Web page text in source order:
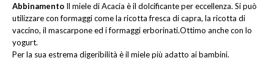
Abbinamento Il miele di Acacia è il dolcificante per eccellenza. Si può
utilizzare con formaggi come la ricotta fresca di capra, la ricotta di
vaccino, il mascarpone ed i formaggi erborinati.Ottimo anche con lo
yogurt.
Per la sua estrema digeribilità è il miele più adatto ai bambini.